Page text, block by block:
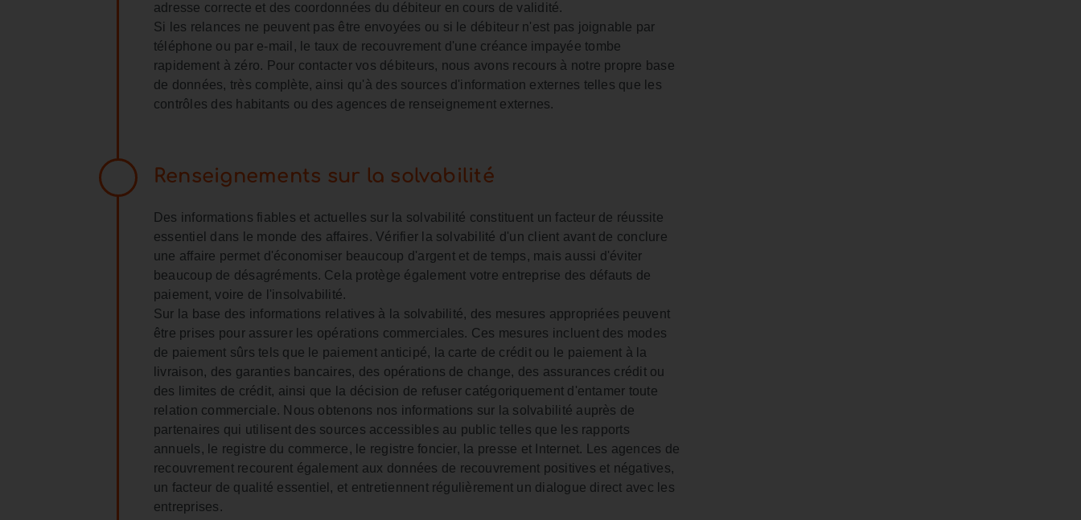
adresse correcte et des coordonnées du débiteur en cours de validité.
Si les relances ne peuvent pas être envoyées ou si le débiteur n'est pas joignable par
téléphone ou par e-mail, le taux de recouvrement d'une créance impayée tombe
rapidement à zéro. Pour contacter vos débiteurs, nous avons recours à notre propre base
de données, très complète, ainsi qu'à des sources d'information externes telles que les
contrôles des habitants ou des agences de renseignement externes.
Renseignements sur la solvabilité
Des informations fiables et actuelles sur la solvabilité constituent un facteur de réussite
essentiel dans le monde des affaires. Vérifier la solvabilité d'un client avant de conclure
une affaire permet d'économiser beaucoup d'argent et de temps, mais aussi d'éviter
beaucoup de désagréments. Cela protège également votre entreprise des défauts de
paiement, voire de l'insolvabilité.
Sur la base des informations relatives à la solvabilité, des mesures appropriées peuvent
être prises pour assurer les opérations commerciales. Ces mesures incluent des modes
de paiement sûrs tels que le paiement anticipé, la carte de crédit ou le paiement à la
livraison, des garanties bancaires, des opérations de change, des assurances crédit ou
des limites de crédit, ainsi que la décision de refuser catégoriquement d'entamer toute
relation commerciale. Nous obtenons nos informations sur la solvabilité auprès de
partenaires qui utilisent des sources accessibles au public telles que les rapports
annuels, le registre du commerce, le registre foncier, la presse et Internet. Les agences de
recouvrement recourent également aux données de recouvrement positives et négatives,
un facteur de qualité essentiel, et entretiennent régulièrement un dialogue direct avec les
entreprises.